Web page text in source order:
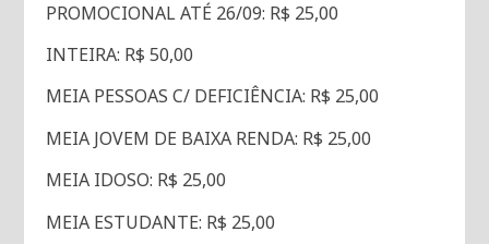
PROMOCIONAL ATÉ 26/09: R$ 25,00
INTEIRA: R$ 50,00
MEIA PESSOAS C/ DEFICIÊNCIA: R$ 25,00
MEIA JOVEM DE BAIXA RENDA: R$ 25,00
MEIA IDOSO: R$ 25,00
MEIA ESTUDANTE: R$ 25,00